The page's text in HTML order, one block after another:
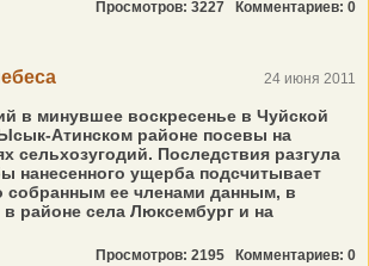
Просмотров: 3227 Комментариев: 0
24 июня 2011
в минувшее воскресенье в Чуйской
Атинском районе посевы на
сельхозугодий. Последствия разгула
нанесенного ущерба подсчитывает
ее членами данным, в
районе села Люксембург и на
Просмотров: 2195 Комментариев: 0